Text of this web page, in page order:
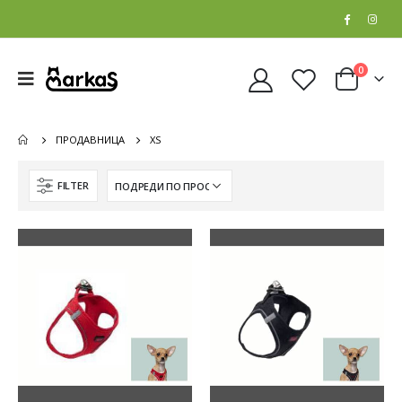
0
ПРОДАВНИЦА XS
FILTER
0
4.326ден
0
4.326ден